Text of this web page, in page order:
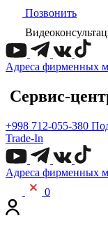
Позвонить
Адреса фирменных
Сервис-
+998 712-055-380
Trade-In
Адреса фирменных
0